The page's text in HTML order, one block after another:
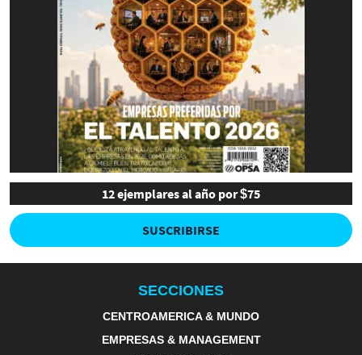
12 ejemplares al año por $75
SUSCRIBIRSE
SECCIONES
CENTROAMERICA & MUNDO
EMPRESAS & MANAGEMENT